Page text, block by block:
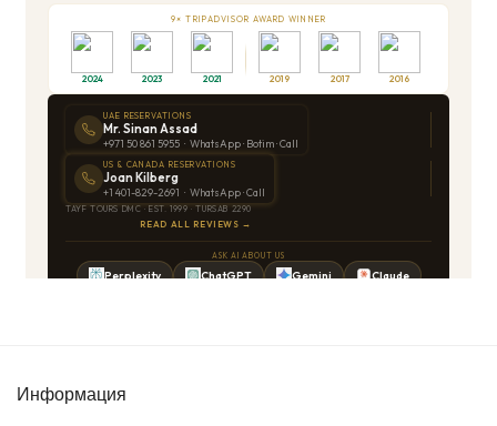
Информация